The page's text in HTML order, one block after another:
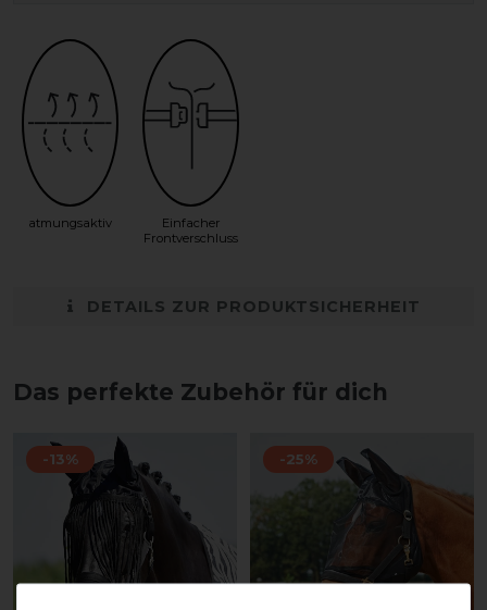
atmungsaktiv
Einfacher
Frontverschluss
DETAILS ZUR PRODUKTSICHERHEIT
Das perfekte Zubehör für dich
-13% -25%